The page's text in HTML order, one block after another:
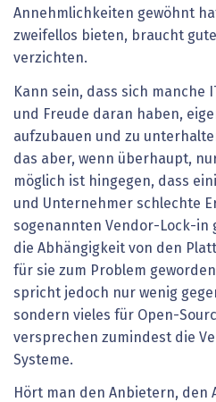
Annehmlichkeiten gewöhnt
zweifellos bieten, braucht
verzichten.
Kann sein, dass sich manche
und Freude daran haben,
aufzubauen und zu
das aber, wenn überhaupt,
möglich ist hingegen, dass
und Unternehmer schlechte
sogenannten Vendor-Lock-in
die Abhängigkeit von den
für sie zum Problem
spricht jedoch nur wenig
sondern vieles für Open-
versprechen zumindest die
Systeme.
Hört man den Anbietern, den